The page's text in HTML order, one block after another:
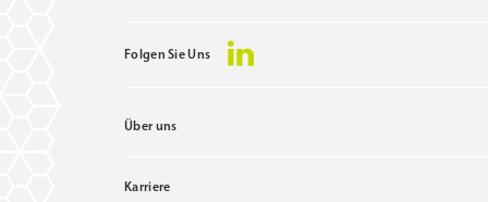
Folgen Sie Uns
Über uns
Karriere